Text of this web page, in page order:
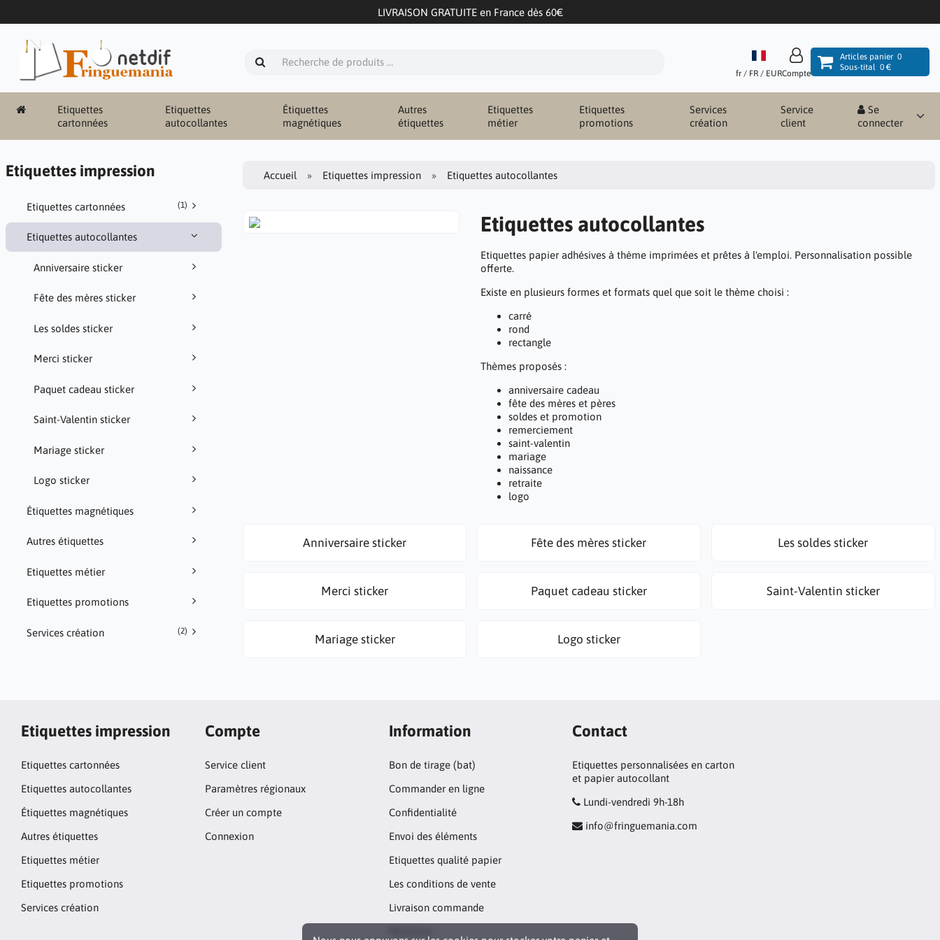
LIVRAISON GRATUITE en France dès 60€
fr / FR / EURCompte
Articles panier 0
Sous-tital 0 €
Etiquettes
cartonnées
Etiquettes
autocollantes
Étiquettes
magnétiques
Autres
étiquettes
Etiquettes
métier
Etiquettes
promotions
Services
création
Service
client
Se
connecter
Etiquettes impression
Etiquettes cartonnées (1)
Etiquettes autocollantes
Anniversaire sticker
Fête des mères sticker
Les soldes sticker
Merci sticker
Paquet cadeau sticker
Saint-Valentin sticker
Mariage sticker
Logo sticker
Étiquettes magnétiques
Autres étiquettes
Etiquettes métier
Etiquettes promotions
Services création (2)
Accueil Etiquettes impression Etiquettes autocollantes
Etiquettes autocollantes
Etiquettes papier adhésives à thème imprimées et prêtes à l'emploi. Personnalisation possible
offerte.
Existe en plusieurs formes et formats quel que soit le thème choisi :
carré
rond
rectangle
Thèmes proposés :
anniversaire cadeau
fête des mères et pères
soldes et promotion
remerciement
saint-valentin
mariage
naissance
retraite
logo
Anniversaire sticker Fête des mères sticker Les soldes sticker
Merci sticker Paquet cadeau sticker Saint-Valentin sticker
Mariage sticker Logo sticker
Etiquettes impression
Etiquettes cartonnées
Etiquettes autocollantes
Étiquettes magnétiques
Autres étiquettes
Etiquettes métier
Etiquettes promotions
Services création
Compte
Service client
Paramètres régionaux
Créer un compte
Connexion
Information
Bon de tirage (bat)
Commander en ligne
Confidentialité
Envoi des éléments
Etiquettes qualité papier
Les conditions de vente
Livraison commande
Contact
Etiquettes personnalisées en carton
et papier autocollant
Lundi-vendredi 9h-18h
info@fringuemania.com